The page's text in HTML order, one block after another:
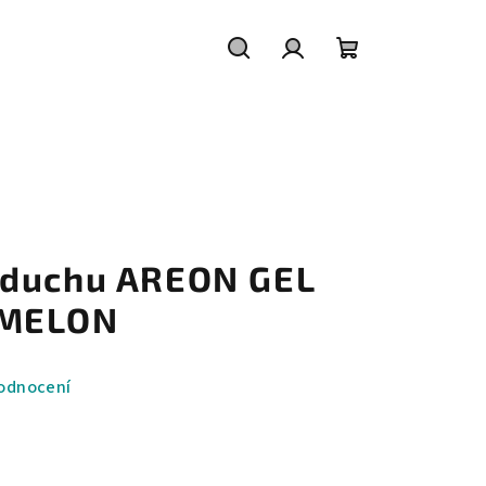
AREON GEL